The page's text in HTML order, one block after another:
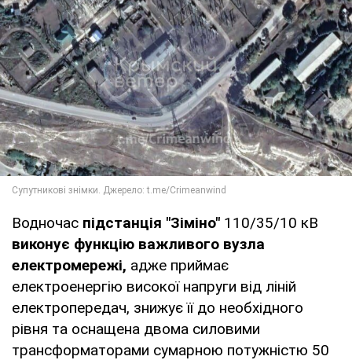
Водночас підстанція "Зіміно" 110/35/10 кВ
виконує функцію важливого вузла
електромережі, адже приймає
електроенергію високої напруги від ліній
електропередач, знижує її до необхідного
рівня та оснащена двома силовими
трансформаторами сумарною потужністю 50